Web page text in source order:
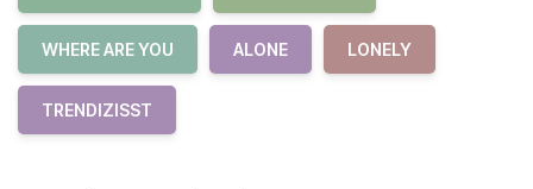
WHERE ARE YOU ALONE LONELY
TRENDIZISST